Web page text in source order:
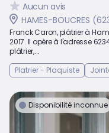
Aucun avis
HAMES-BOUCRES
Franck Caron, plâtrier à
2017. Il opère à l'adresse
plâtrier,...
Platrier - Plaquiste
Disponibilité inconnue